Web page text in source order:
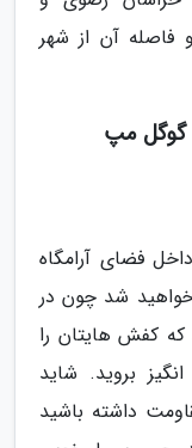
فاصله آن از شهر
گوگل مپ
فضای آرامگاه
شد چون در
کفش هایتان را
بروید. شاید
داشته باشید